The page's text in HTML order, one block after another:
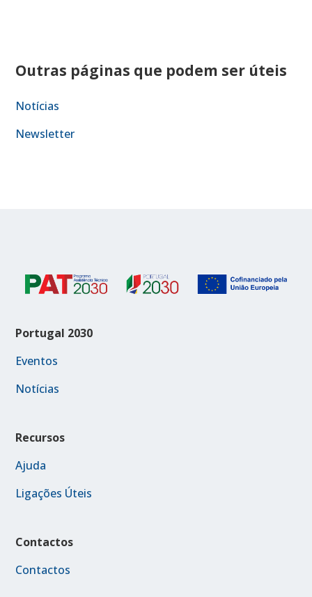
Outras páginas que podem ser úteis
Notícias
Newsletter
Portugal 2030
Eventos
Notícias
Recursos
Ajuda
Ligações Úteis
Contactos
Contactos